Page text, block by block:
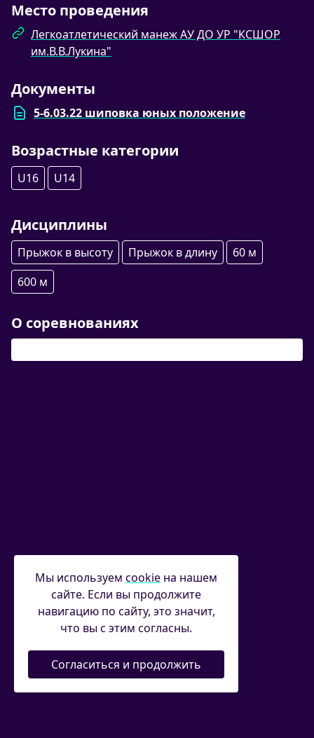
Место проведения
Легкоатлетический манеж АУ ДО УР "КСШОР
им.В.В.Лукина"
Документы
5-6.03.22 шиповка юных положение
Возрастные категории
U16 U14
Дисциплины
Прыжок в высоту Прыжок в длину
60 м
600 м
О соревнованиях
Мы используем cookie на нашем
сайте. Если вы продолжите
навигацию по сайту, это значит,
что вы с этим согласны.
Согласиться и продолжить